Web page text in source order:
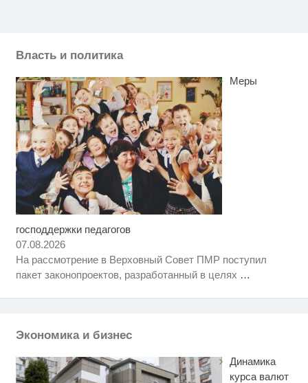
Власть и политика
Меры
господдержки педагогов
07.08.2026
На рассмотрение в Верховный Совет ПМР поступил
пакет законопроектов, разработанный в целях …
Экономика и бизнес
Динамика
курса валют
Скрытая камера на пляже
Ролик длится несколько секунд,
а смеяться вы будете долго